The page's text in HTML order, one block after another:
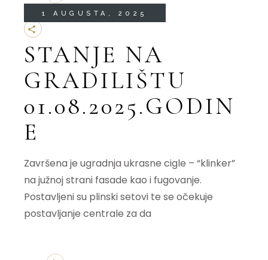
1 AUGUSTA, 2025
STANJE NA
GRADILIŠTU
01.08.2025.GODIN
E
Završena je ugradnja ukrasne cigle – “klinker”
na južnoj strani fasade kao i fugovanje.
Postavljeni su plinski setovi te se očekuje
postavljanje centrale za da